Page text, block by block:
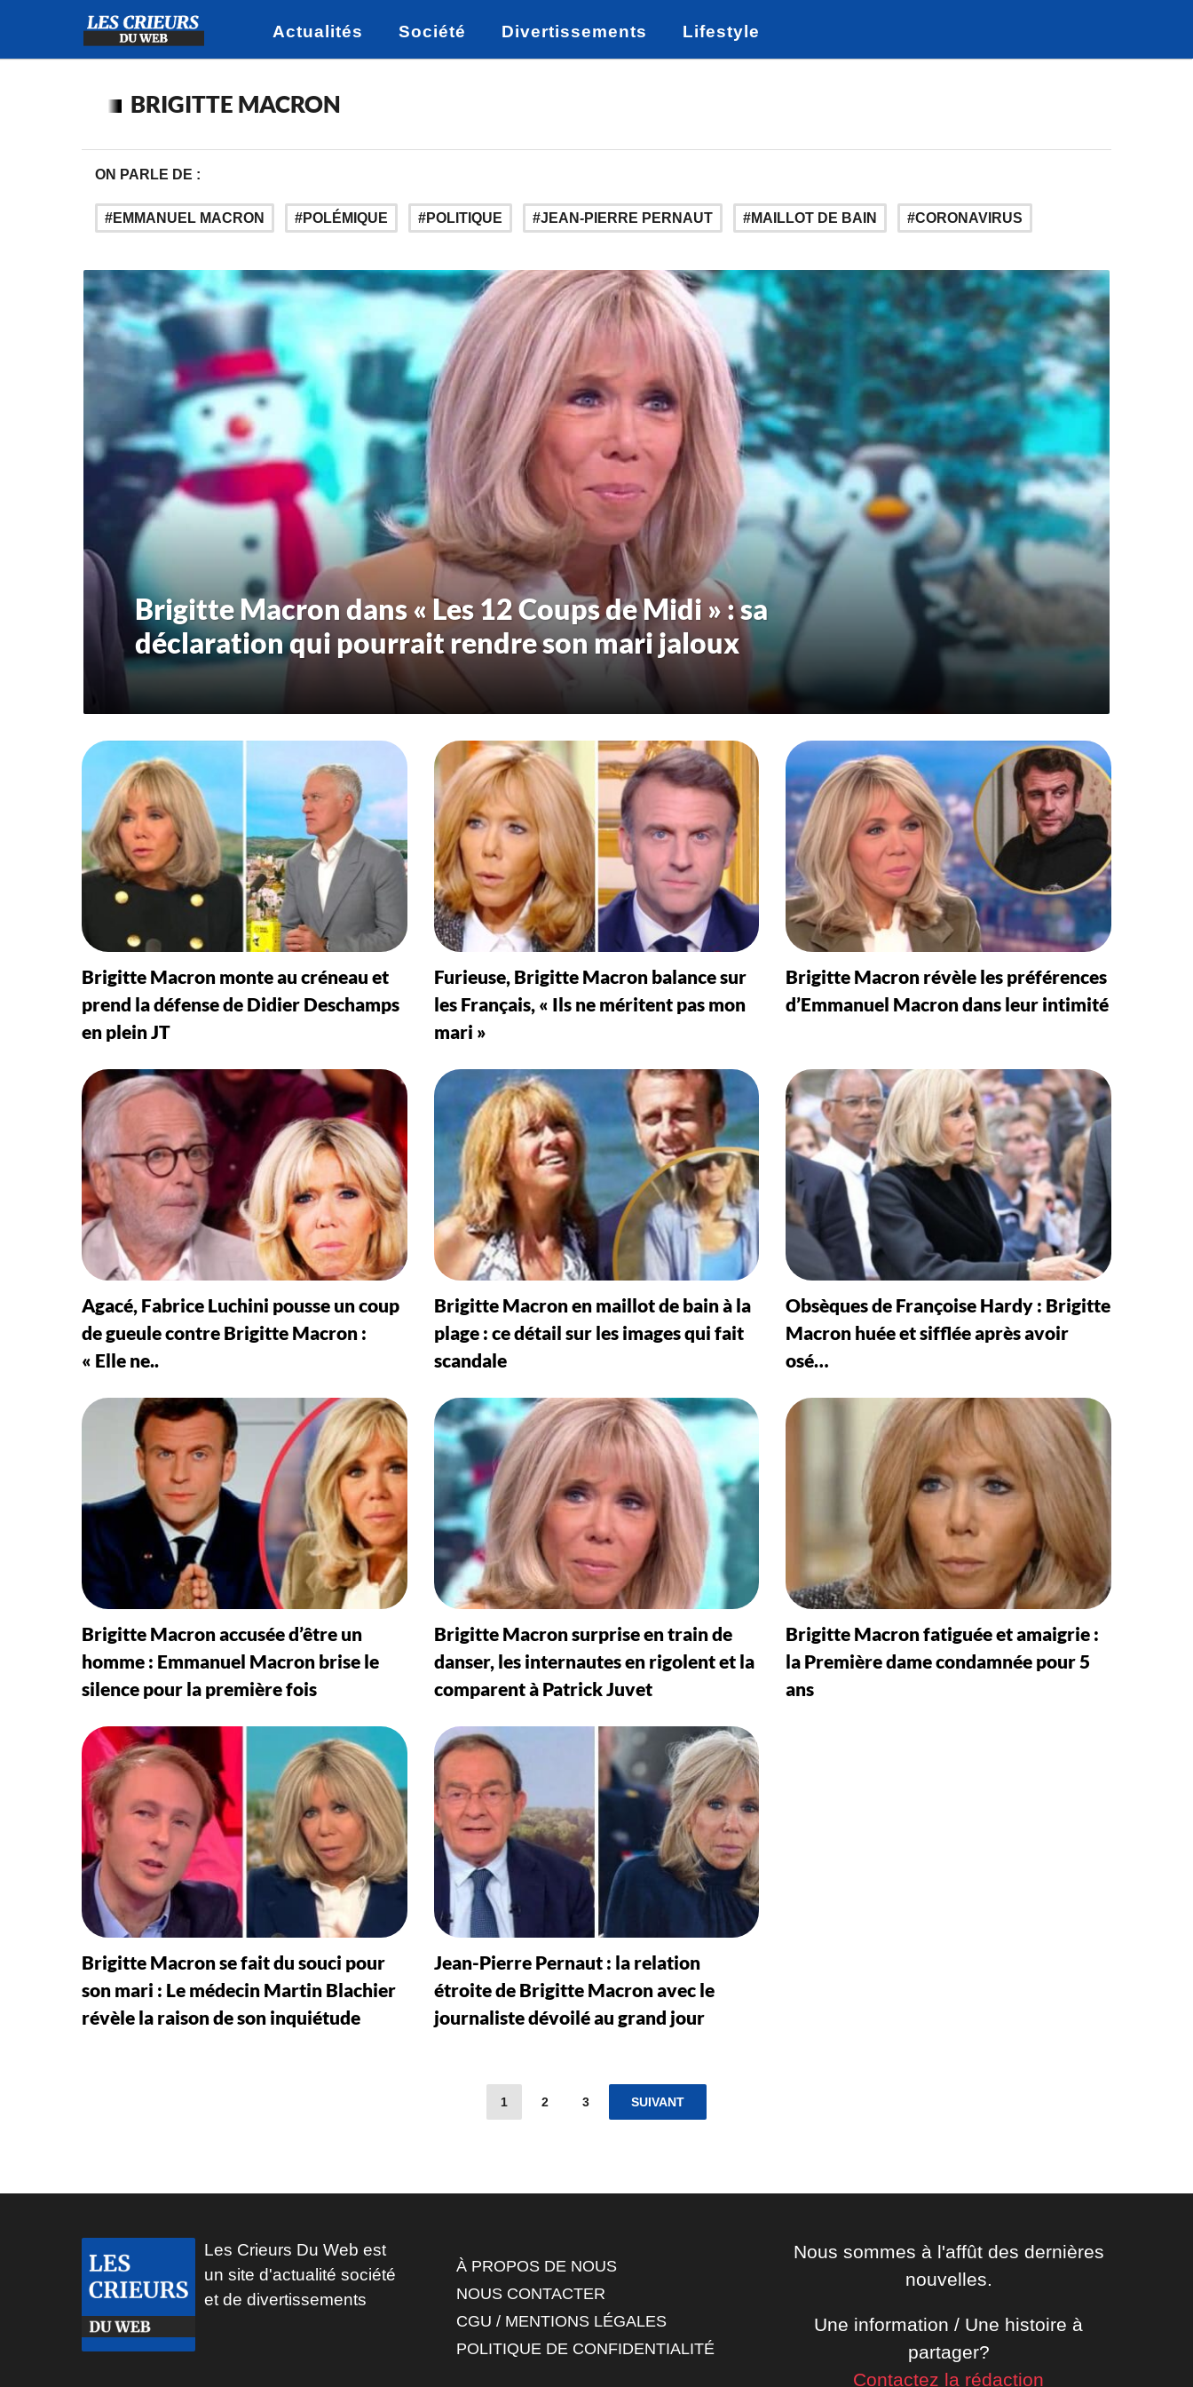
Actualités Société Divertissements Lifestyle
BRIGITTE MACRON
ON PARLE DE :
EMMANUEL MACRON POLÉMIQUE POLITIQUE JEAN-PIERRE PERNAUT MAILLOT DE BAIN CORONAVIRUS
Brigitte Macron dans « Les 12 Coups de Midi » : sa
déclaration qui pourrait rendre son mari jaloux
Brigitte Macron monte au créneau et
prend la défense de Didier Deschamps
en plein JT
Furieuse, Brigitte Macron balance sur
les Français, « Ils ne méritent pas mon
mari »
Brigitte Macron révèle les préférences
d’Emmanuel Macron dans leur intimité
Agacé, Fabrice Luchini pousse un coup
de gueule contre Brigitte Macron :
« Elle ne..
Brigitte Macron en maillot de bain à la
plage : ce détail sur les images qui fait
scandale
Obsèques de Françoise Hardy : Brigitte
Macron huée et sifflée après avoir
osé…
Brigitte Macron accusée d’être un
homme : Emmanuel Macron brise le
silence pour la première fois
Brigitte Macron surprise en train de
danser, les internautes en rigolent et la
comparent à Patrick Juvet
Brigitte Macron fatiguée et amaigrie :
la Première dame condamnée pour 5
ans
Brigitte Macron se fait du souci pour
son mari : Le médecin Martin Blachier
révèle la raison de son inquiétude
Jean-Pierre Pernaut : la relation
étroite de Brigitte Macron avec le
journaliste dévoilé au grand jour
1 2 3 SUIVANT
Les Crieurs Du Web est
un site d'actualité société
et de divertissements
À PROPOS DE NOUS
NOUS CONTACTER
CGU / MENTIONS LÉGALES
POLITIQUE DE CONFIDENTIALITÉ
Nous sommes à l'affût des dernières
nouvelles.
Une information / Une histoire à
partager?
Contactez la rédaction